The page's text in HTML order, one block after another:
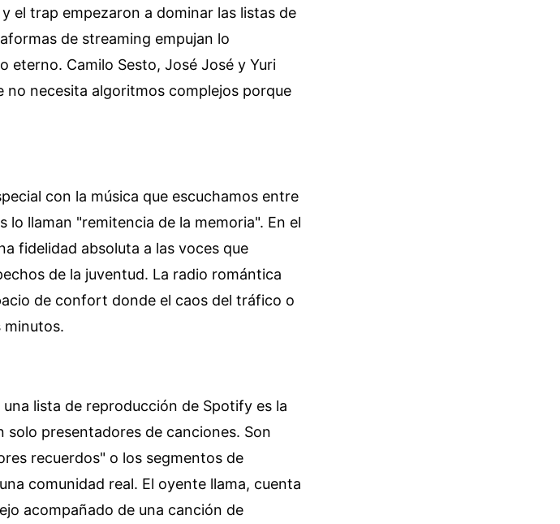
el trap empezaron a dominar las listas de
de streaming empujan lo
eterno. Camilo Sesto, José José y Yuri
no necesita algoritmos complejos porque
con la música que escuchamos entre
lo llaman "remitencia de la memoria". En el
fidelidad absoluta a las voces que
de la juventud. La radio romántica
de confort donde el caos del tráfico o
minutos.
lista de reproducción de Spotify es la
presentadores de canciones. Son
recuerdos" o los segmentos de
comunidad real. El oyente llama, cuenta
acompañado de una canción de